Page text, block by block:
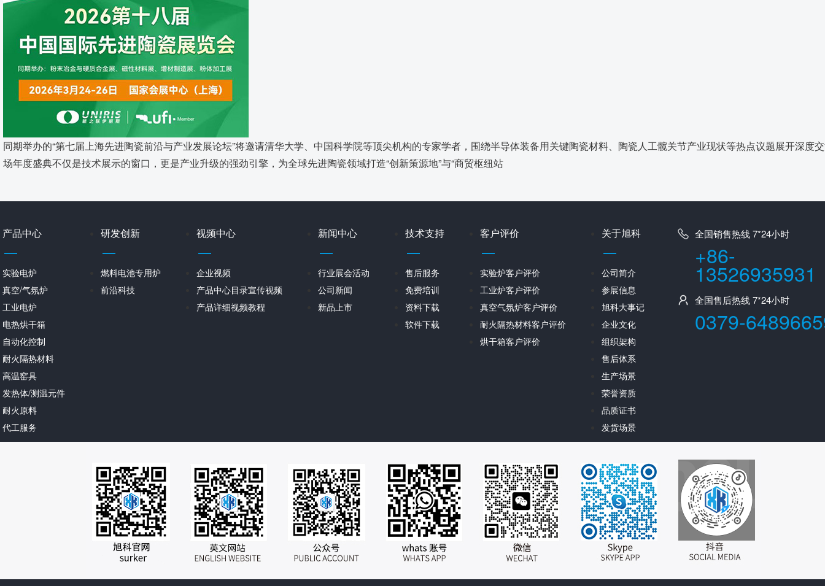
同期举办的“第七届上海先进陶瓷前沿与产业发展论坛”将邀请清华大学、中国科学院等顶尖机构的专家学者，围绕半导体装备用关键陶瓷材料、陶瓷人工髋关节产业现状等热点议题展开深度
场年度盛典不仅是技术展示的窗口，更是产业升级的强劲引擎，为全球先进陶瓷领域打造“创新策源地”与“商贸枢纽站
产品中心
实验电炉
真空/气氛炉
工业电炉
电热烘干箱
自动化控制
耐火隔热材料
高温窑具
发热体/测温元件
耐火原料
代工服务
研发创新
燃料电池专用炉
前沿科技
视频中心
企业视频
产品中心目录宣传视频
产品详细视频教程
新闻中心
行业展会活动
公司新闻
新品上市
技术支持
售后服务
免费培训
资料下载
软件下载
客户评价
实验炉客户评价
工业炉客户评价
真空气氛炉客户评价
耐火隔热材料客户评价
烘干箱客户评价
关于旭科
公司简介
参展信息
旭科大事记
企业文化
组织架构
售后体系
生产场景
荣誉资质
品质证书
发货场景
全国销售热线 7*24小时
+86-
13526935931
全国售后热线 7*24小时
0379-